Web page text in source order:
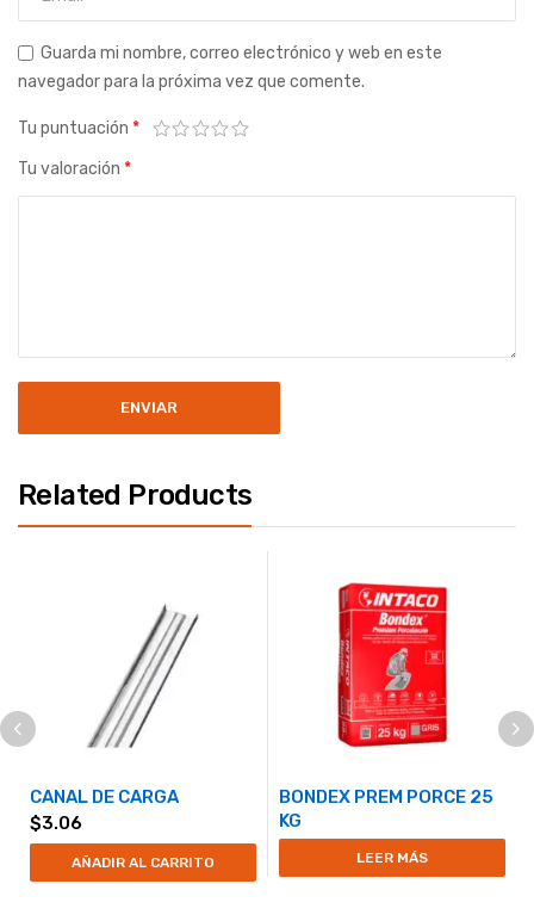
Guarda mi nombre, correo electrónico y web en este
navegador para la próxima vez que comente.
Tu puntuación *
Tu valoración *
Related Products
CANAL DE CARGA
$3.06
AÑADIR AL CARRITO
BONDEX PREM PORCE 25
KG
LEER MÁS